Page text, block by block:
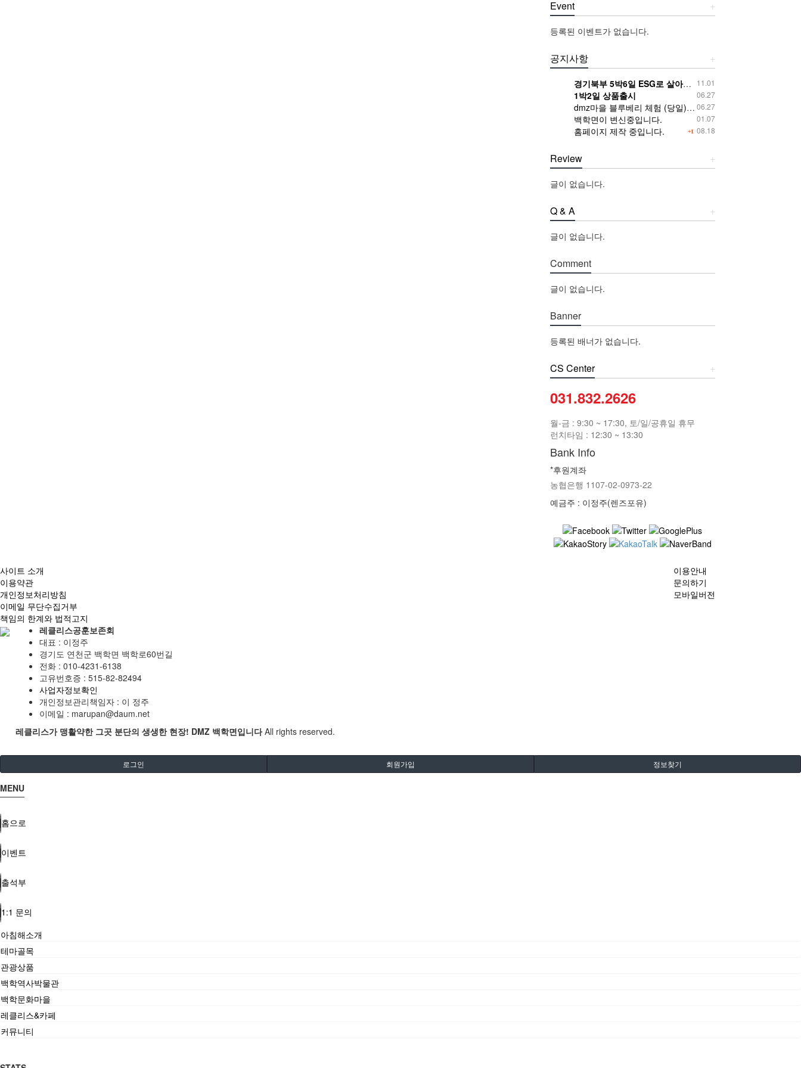
+
Event
등록된 이벤트가 없습니다.
+
공지사항
11.01
경기북부 5박6일 ESG로 살아보기 체험모집
06.27
1박2일 상품출시
06.27
dmz마을 블루베리 체험 (당일)안내입니다.
01.07
백학면이 변신중입니다.
+1 08.18
홈페이지 제작 중입니다.
+
Review
글이 없습니다.
+
Q & A
글이 없습니다.
Comment
글이 없습니다.
Banner
등록된 배너가 없습니다.
+
CS Center
031.832.2626
월-금 : 9:30 ~ 17:30, 토/일/공휴일 휴무
런치타임 : 12:30 ~ 13:30
Bank Info
*후원계좌
농협은행 1107-02-0973-22
예금주 : 이정주(렌즈포유)
사이트 소개
이용약관
개인정보처리방침
이메일 무단수집거부
책임의 한계와 법적고지
이용안내
문의하기
모바일버전
레클리스공훈보존회
대표 : 이정주
경기도 연천군 백학면 백학로60번길
전화 : 010-4231-6138
고유번호증 : 515-82-82494
사업자정보확인
개인정보관리책임자 : 이 정주
이메일 : marupan@daum.net
레클리스가 맹활약한 그곳 분단의 생생한 현장! DMZ 백학면입니다All rights reserved.
로그인 회원가입 정보찾기
MENU
홈으로
이벤트
출석부
1:1 문의
아침해소개
테마골목
관광상품
백학역사박물관
백학문화마을
레클리스&카페
커뮤니티